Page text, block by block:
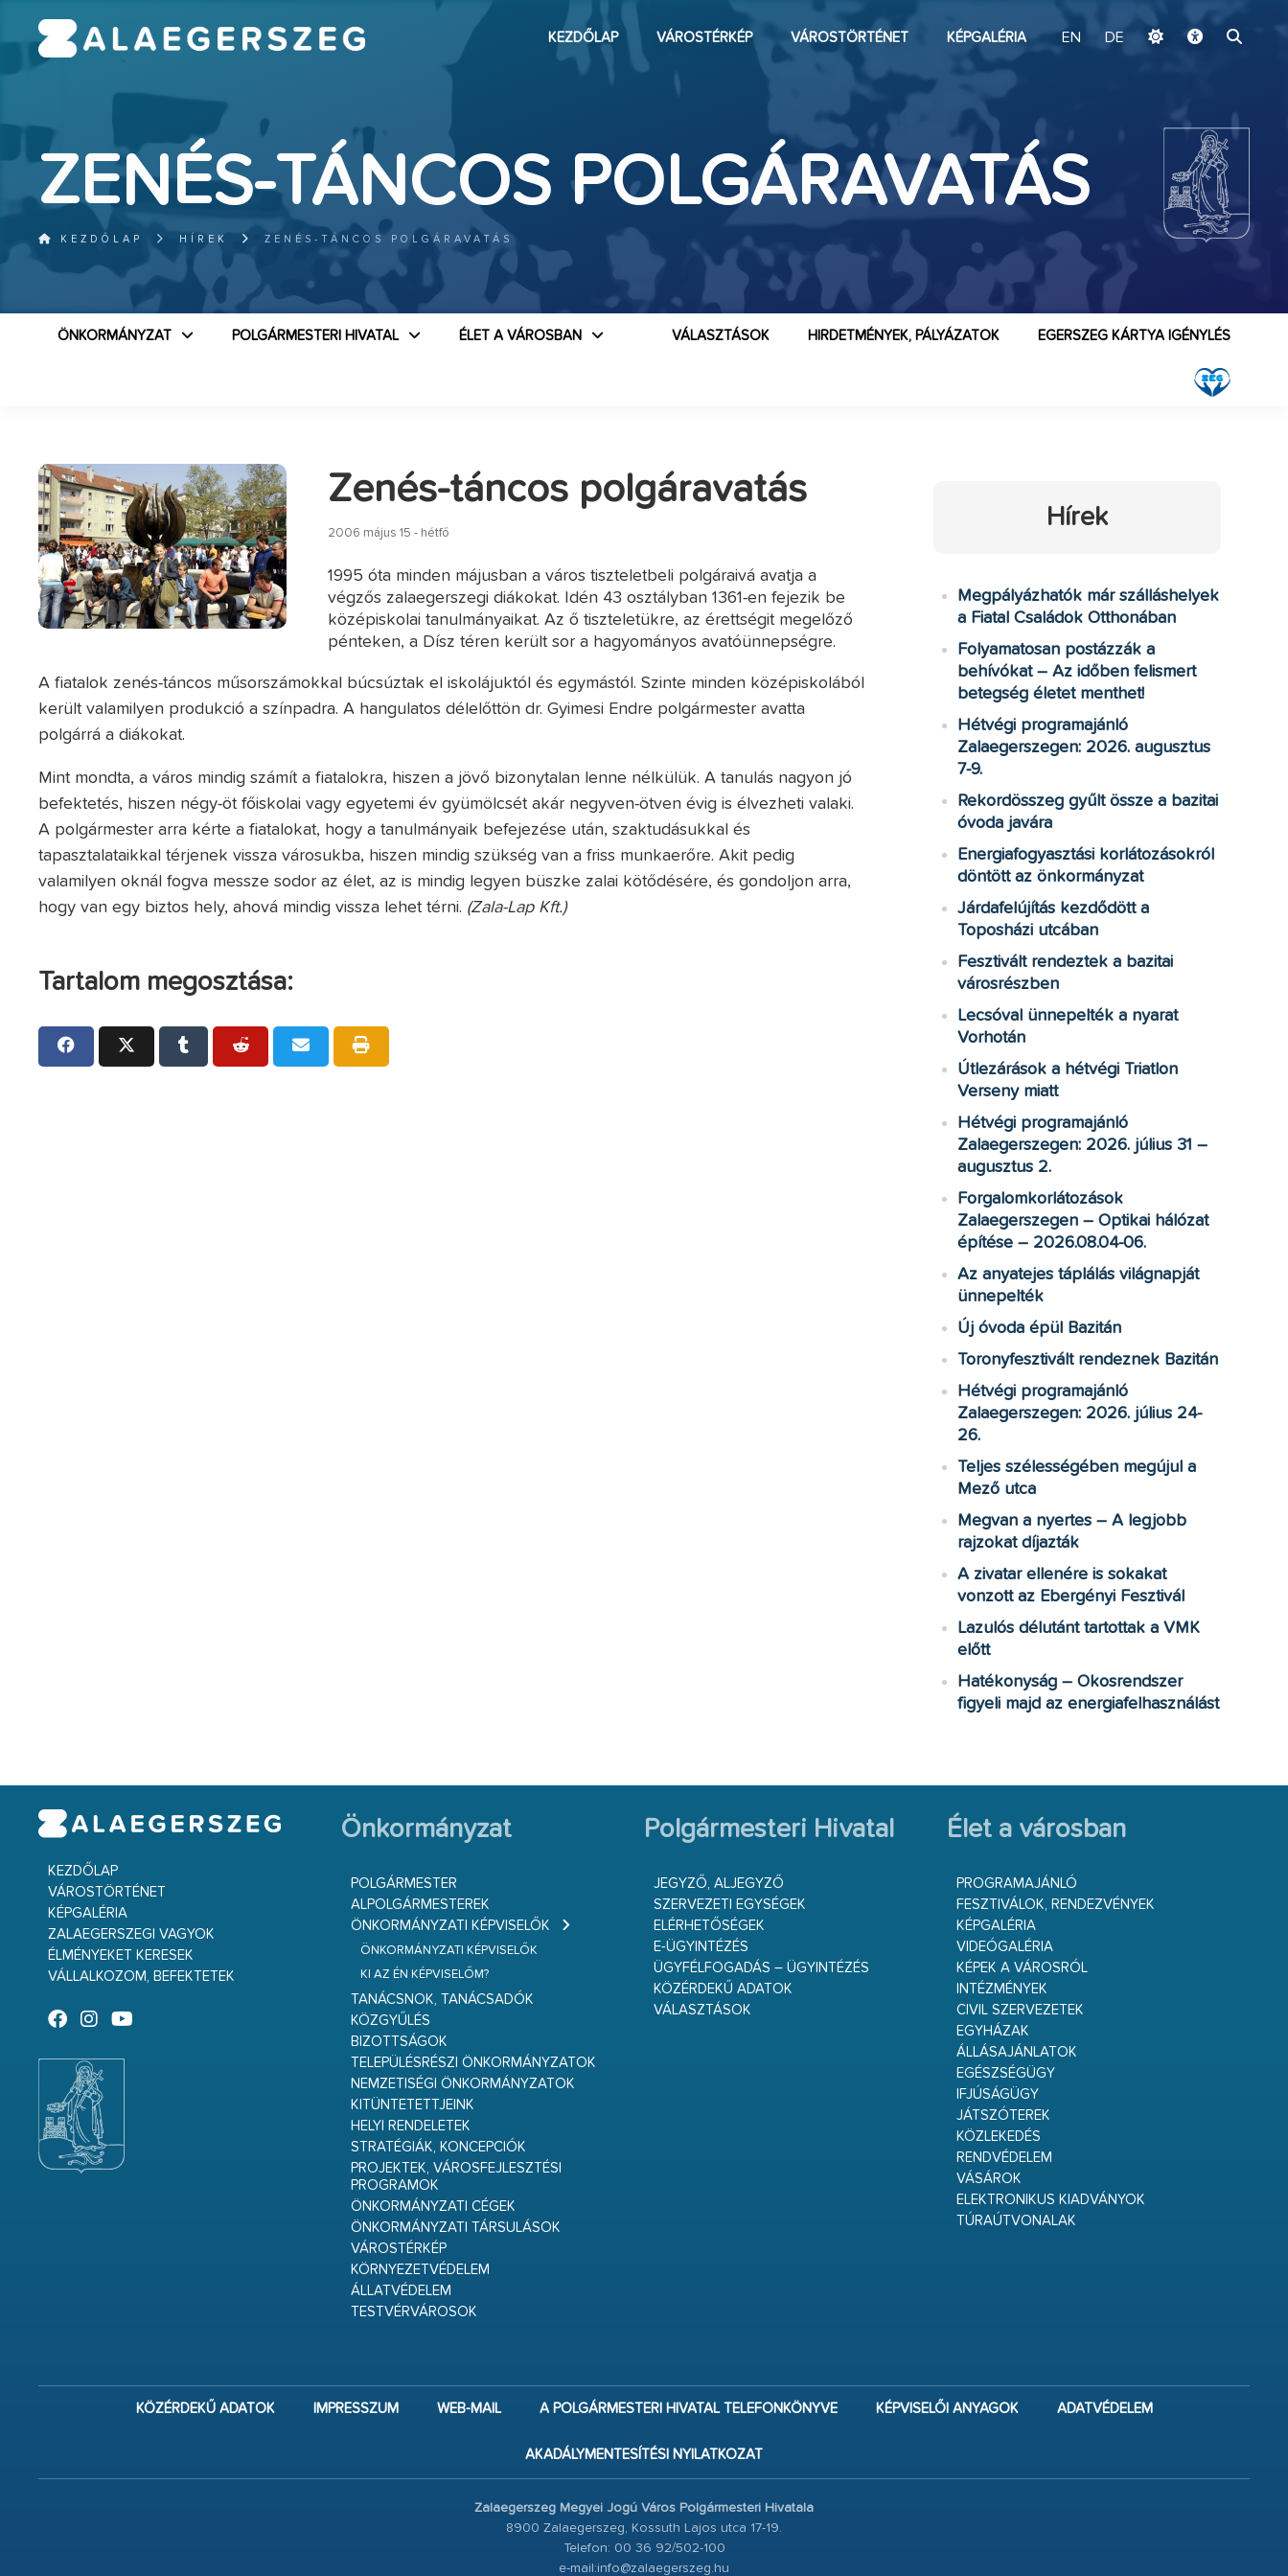
KEZDŐLAP VÁROSTÉRKÉP VÁROSTÖRTÉNET KÉPGALÉRIA EN DE
ZENÉS-TÁNCOS POLGÁRAVATÁS
KEZDŐLAP HÍREK ZENÉS-TÁNCOS POLGÁRAVATÁS
ÖNKORMÁNYZAT POLGÁRMESTERI HIVATAL ÉLET A VÁROSBAN EGERSZEG KÁRTYA IGÉNYLÉS
HIRDETMÉNYEK, PÁLYÁZATOK
VÁLASZTÁSOK
Zenés-táncos polgáravatás
2006 május 15 - hétfő
1995 óta minden májusban a város tiszteletbeli polgáraivá avatja a
végzős zalaegerszegi diákokat. Idén 43 osztályban 1361-en fejezik be
középiskolai tanulmányaikat. Az ő tiszteletükre, az érettségit megelőző
pénteken, a Dísz téren került sor a hagyományos avatóünnepségre.
A fiatalok zenés-táncos műsorszámokkal búcsúztak el iskolájuktól és egymástól. Szinte minden középiskolából
került valamilyen produkció a színpadra. A hangulatos délelőttön dr. Gyimesi Endre polgármester avatta
polgárrá a diákokat.
Mint mondta, a város mindig számít a fiatalokra, hiszen a jövő bizonytalan lenne nélkülük. A tanulás nagyon jó
befektetés, hiszen négy-öt főiskolai vagy egyetemi év gyümölcsét akár negyven-ötven évig is élvezheti valaki.
A polgármester arra kérte a fiatalokat, hogy a tanulmányaik befejezése után, szaktudásukkal és
tapasztalataikkal térjenek vissza városukba, hiszen mindig szükség van a friss munkaerőre. Akit pedig
valamilyen oknál fogva messze sodor az élet, az is mindig legyen büszke zalai kötődésére, és gondoljon arra,
hogy van egy biztos hely, ahová mindig vissza lehet térni. (Zala-Lap Kft.)
Tartalom megosztása:
Hírek
Megpályázhatók már szálláshelyek
a Fiatal Családok Otthonában
Folyamatosan postázzák a
behívókat – Az időben felismert
betegség életet menthet!
Hétvégi programajánló
Zalaegerszegen: 2026. augusztus
7-9.
Rekordösszeg gyűlt össze a bazitai
óvoda javára
Energiafogyasztási korlátozásokról
döntött az önkormányzat
Járdafelújítás kezdődött a
Toposházi utcában
Fesztivált rendeztek a bazitai
városrészben
Lecsóval ünnepelték a nyarat
Vorhotán
Útlezárások a hétvégi Triatlon
Verseny miatt
Hétvégi programajánló
Zalaegerszegen: 2026. július 31 –
augusztus 2.
Forgalomkorlátozások
Zalaegerszegen – Optikai hálózat
építése – 2026.08.04-06.
Az anyatejes táplálás világnapját
ünnepelték
Új óvoda épül Bazitán
Toronyfesztivált rendeznek Bazitán
Hétvégi programajánló
Zalaegerszegen: 2026. július 24-
26.
Teljes szélességében megújul a
Mező utca
Megvan a nyertes – A legjobb
rajzokat díjazták
A zivatar ellenére is sokakat
vonzott az Ebergényi Fesztivál
Lazulós délutánt tartottak a VMK
előtt
Hatékonyság – Okosrendszer
figyeli majd az energiafelhasználást
KEZDŐLAP
VÁROSTÖRTÉNET
KÉPGALÉRIA
ZALAEGERSZEGI VAGYOK
ÉLMÉNYEKET KERESEK
VÁLLALKOZOM, BEFEKTETEK
Önkormányzat
POLGÁRMESTER
ALPOLGÁRMESTEREK
ÖNKORMÁNYZATI KÉPVISELŐK
ÖNKORMÁNYZATI KÉPVISELŐK
KI AZ ÉN KÉPVISELŐM?
TANÁCSNOK, TANÁCSADÓK
KÖZGYŰLÉS
BIZOTTSÁGOK
TELEPÜLÉSRÉSZI ÖNKORMÁNYZATOK
NEMZETISÉGI ÖNKORMÁNYZATOK
KITÜNTETETTJEINK
HELYI RENDELETEK
STRATÉGIÁK, KONCEPCIÓK
PROJEKTEK, VÁROSFEJLESZTÉSI
PROGRAMOK
ÖNKORMÁNYZATI CÉGEK
ÖNKORMÁNYZATI TÁRSULÁSOK
VÁROSTÉRKÉP
KÖRNYEZETVÉDELEM
ÁLLATVÉDELEM
TESTVÉRVÁROSOK
Polgármesteri Hivatal
JEGYZŐ, ALJEGYZŐ
SZERVEZETI EGYSÉGEK
ELÉRHETŐSÉGEK
E-ÜGYINTÉZÉS
ÜGYFÉLFOGADÁS – ÜGYINTÉZÉS
KÖZÉRDEKŰ ADATOK
VÁLASZTÁSOK
Élet a városban
PROGRAMAJÁNLÓ
FESZTIVÁLOK, RENDEZVÉNYEK
KÉPGALÉRIA
VIDEÓGALÉRIA
KÉPEK A VÁROSRÓL
INTÉZMÉNYEK
CIVIL SZERVEZETEK
EGYHÁZAK
ÁLLÁSAJÁNLATOK
EGÉSZSÉGÜGY
IFJÚSÁGÜGY
JÁTSZÓTEREK
KÖZLEKEDÉS
RENDVÉDELEM
VÁSÁROK
ELEKTRONIKUS KIADVÁNYOK
TÚRAÚTVONALAK
KÖZÉRDEKŰ ADATOK IMPRESSZUM WEB-MAIL A POLGÁRMESTERI HIVATAL TELEFONKÖNYVE KÉPVISELŐI ANYAGOK ADATVÉDELEM
AKADÁLYMENTESÍTÉSI NYILATKOZAT
Zalaegerszeg Megyei Jogú Város Polgármesteri Hivatala
8900 Zalaegerszeg, Kossuth Lajos utca 17-19.
Telefon: 00 36 92/502-100
e-mail:info@zalaegerszeg.hu